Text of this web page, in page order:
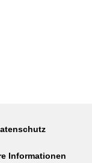
Informationen